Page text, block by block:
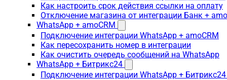
Как настроить срок действия ссылки на оплату
Отключение магазина от интеграции Банк +
WhatsApp + amoCRM
Подключение интеграции WhatsApp + amoCRM
Как пересохранить номер в интеграции
Как очистить очередь сообщений на WhatsApp
WhatsApp + Битрикс24
Подключение интеграции WhatsApp + Битрикс24